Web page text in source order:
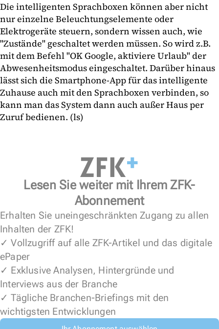
Die intelligenten Sprachboxen können aber nicht
nur einzelne Beleuchtungselemente oder
Elektrogeräte steuern, sondern wissen auch, wie
"Zustände" geschaltet werden müssen. So wird z.B.
mit dem Befehl "OK Google, aktiviere Urlaub" der
Abwesenheitsmodus eingeschaltet. Darüber hinaus
lässt sich die Smartphone-App für das intelligente
Zuhause auch mit den Sprachboxen verbinden, so
kann man das System dann auch außer Haus per
Zuruf bedienen. (ls)
Lesen Sie weiter mit Ihrem ZFK-
Abonnement
Erhalten Sie uneingeschränkten Zugang zu allen
Inhalten der ZFK!
✓ Vollzugriff auf alle ZFK-Artikel und das digitale
ePaper
✓ Exklusive Analysen, Hintergründe und
Interviews aus der Branche
✓ Tägliche Branchen-Briefings mit den
wichtigsten Entwicklungen